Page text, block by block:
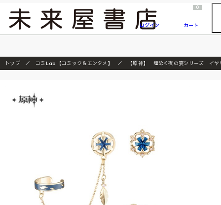
『ONE PIECE magazine 021 ONE PIECEカード付き同梱版』発売延期のご案内
ログイン
0
カート
トップ コミLab.【コミック＆エンタメ】 【原神】 煌めく夜の宴シリーズ イ